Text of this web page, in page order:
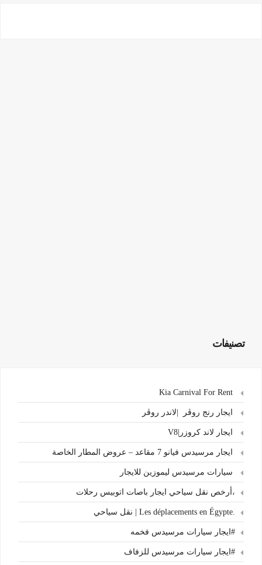
تصنيفات
ايجار رنج روڤر |لاندر روڤر
ايجار لاند كروزر|V8
ايجار مرسيدس فيانو 7 مقاعد – عروض المطار الخاصة
سيارات مرسيدس ليموزين للايجار
،أرخص نقل سياحي ايجار باصات اتوبيس رحلات
.Les déplacements en Égypte | نقل سياحي
#ايجار سيارات مرسيدس فخمه
#ايجار سيارات مرسيدس للزفاف